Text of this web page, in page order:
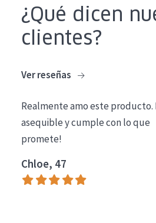
Edad: de 35 a 55
Piel madura
¿Qué dicen
clientes?
Ver reseñas
Realmente amo este producto.
asequible y cumple con lo que
promete!
Chloe, 47